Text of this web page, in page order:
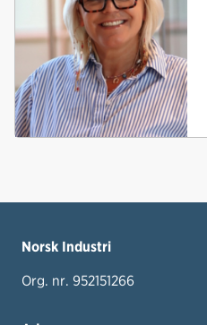
Norsk Industri
Org. nr. 952151266